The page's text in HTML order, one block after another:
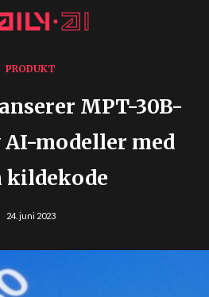
PRODUKT
MPT-30B-
modeller med
kildekode
24. juni 2023